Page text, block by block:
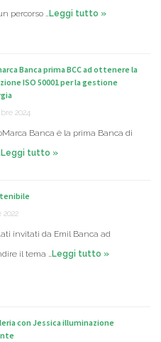
percorso …Leggi tutto »
Banca prima BCC ad ottenere la
ISO 50001 per la gestione
2024
Banca è la prima Banca di
Leggi tutto »
invitati da Emil Banca ad
il tema …Leggi tutto »
con Jessica illuminazione